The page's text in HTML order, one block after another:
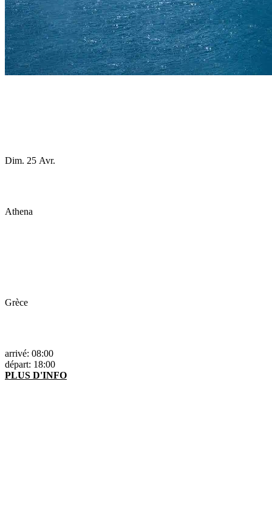
Dim. 25 Avr.
Athena
Grèce
arrivé: 08:00
départ: 18:00
PLUS D'INFO